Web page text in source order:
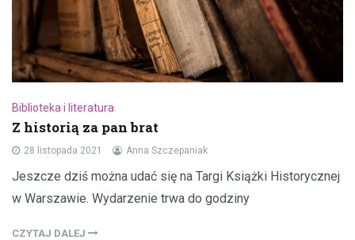
Biblioteka i literatura
Z historią za pan brat
28 listopada 2021 Anna Szczepaniak
Jeszcze dziś można udać się na Targi Książki Historycznej
w Warszawie. Wydarzenie trwa do godziny
CZYTAJ DALEJ